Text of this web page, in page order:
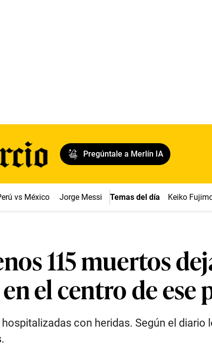
Pregúntale a Merlín IA
vs México Jorge Messi Temas del día Keiko
115 muertos
el centro de ese
con heridas. Según el diario